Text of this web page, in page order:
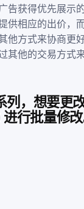
告获得优先展示
相应的出价，
他方式来协商更
其他的交易方式
，想要更
行批量修